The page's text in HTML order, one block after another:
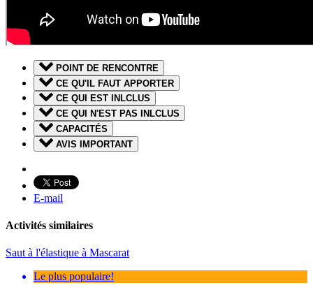
POINT DE RENCONTRE
CE QU'IL FAUT APPORTER
CE QUI EST INLCLUS
CE QUI N'EST PAS INLCLUS
CAPACITÉS
AVIS IMPORTANT
E-mail
Activités similaires
Saut à l'élastique à Mascarat
Le plus populaire!